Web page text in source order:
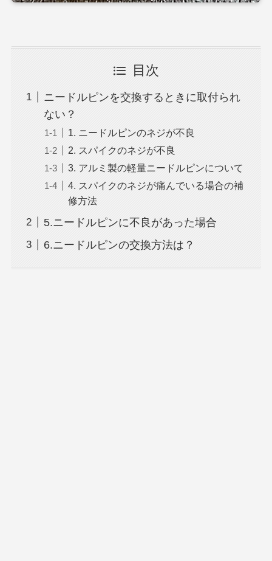
目次
ニードルピンを交換するときに取付られ
ない？
1. ニードルピンのネジが不良
2. スパイクのネジが不良
3. アルミ製の軽量ニードルピンについて
4. スパイクのネジが痛んでいる場合の補
修方法
5.ニードルピンに不良があった場合
6.ニードルピンの交換方法は？